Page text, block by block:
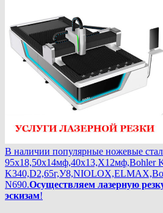
В наличии популярные ножевые
95х18,50х14мф,40х13,Х12мф,Bohler
N690.Осуществляем лазерную
эскизам!